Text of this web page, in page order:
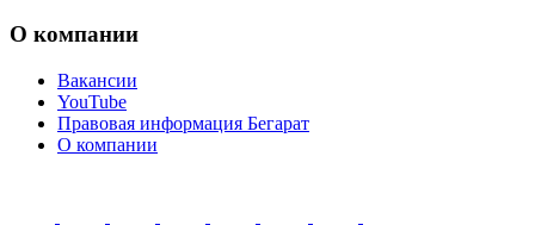
О компании
Вакансии
YouTube
Правовая информация Бегарат
О компании